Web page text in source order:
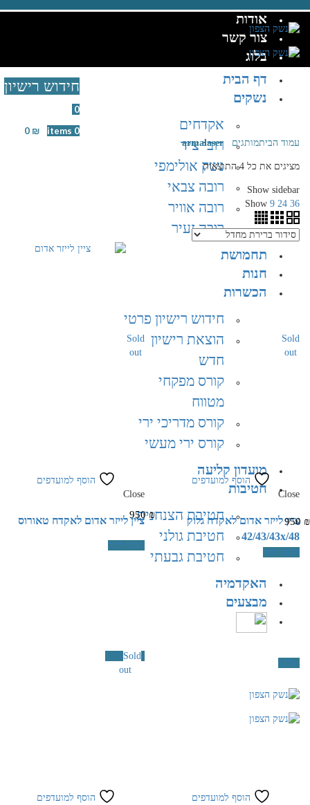
אודות
צור קשר
בלוג
חידוש רישיון
0
0
items
0 ₪
דף הבית
נשקים
אקדחים
רובי ציד
נשק אולימפי
רובה צבאי
רובה אוויר
רובה זעיר
תחמושת
חנות
הכשרות
חידוש רישיון פרטי
הוצאת רישיון
חדש
קורס מפקחי
מטווח
קורס מדריכי ירי
קורס ירי מעשי
מועדון קליעה
חטיבות
חטיבת הצנחנים​
חטיבת גולני
חטיבת גבעתי
האקדמיה
מבצעים
עמוד הביתמותגים
מציגים את כל ⁦4⁩ התוצאות
Show sidebar
Show 9 24 36
Sold
out
הוסף למועדפים
Close
ציין לייזר אדום לאקדח גלוק
42/43/43x/48
950 ₪
הוסף לסל
Sold
out
הוסף למועדפים
Close
ציין לייזר אדום לאקדח טאורוס
950₪
הוסף לסל
-11%
הוסף למועדפים
-12%
Sold
out
הוסף למועדפים